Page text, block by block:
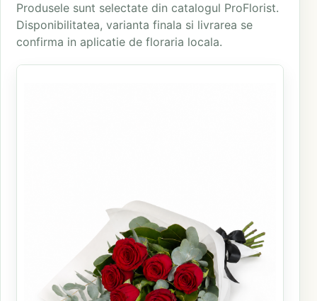
Produsele sunt selectate din catalogul ProFlorist.
Disponibilitatea, varianta finala si livrarea se
confirma in aplicatie de floraria locala.